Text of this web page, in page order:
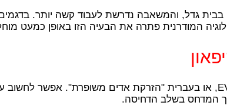
המדחס בשלב הדחיסה.